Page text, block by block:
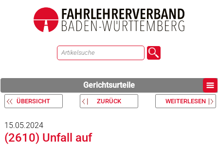
Gerichtsurteile
ÜBERSICHT ZURÜCK WEITERLESEN
15.05.2024
(2610) Unfall auf